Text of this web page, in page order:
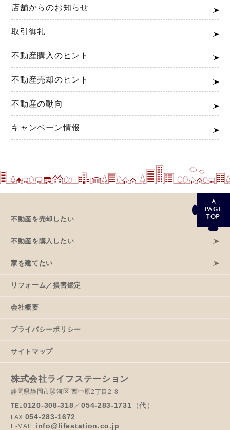
店舗からのお知らせ
取引御礼
不動産購入のヒント
不動産売却のヒント
不動産の動向
キャンペーン情報
PAGE
TOP
不動産を売却したい
不動産を購入したい
家を建てたい
リフォーム／損害鑑定
会社概要
プライバシーポリシー
サイトマップ
株式会社ライフステーション
静岡県静岡市駿河区 西中原2丁目2-8
TEL0120-308-318／054-283-1731 （代）
FAX. 054-283-1672
E-MAIL.info@lifestation.co.jp